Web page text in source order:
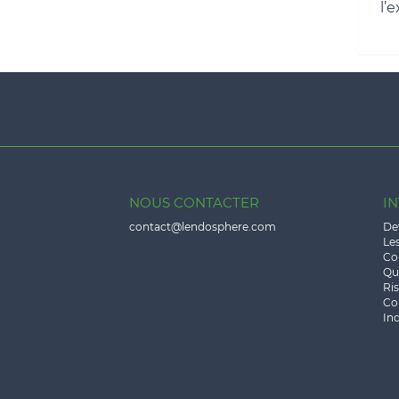
NOUS CONTACTER
contact@lendosphere.com